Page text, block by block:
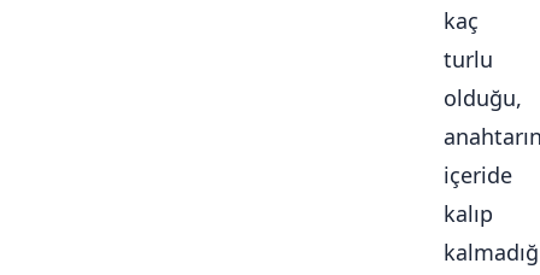
kaç
turlu
olduğu,
içeride
kalıp